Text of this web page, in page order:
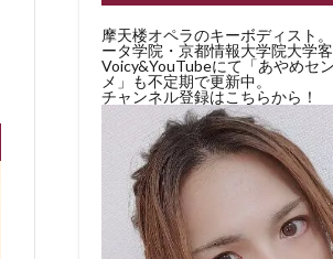
摩天楼オペラのキーボディスト
ータ学院・京都情報大学院大学客
Voicy&YouTubeにて「あやめセ
メ」も不定期で更新中。
チャンネル登録はこちらから！